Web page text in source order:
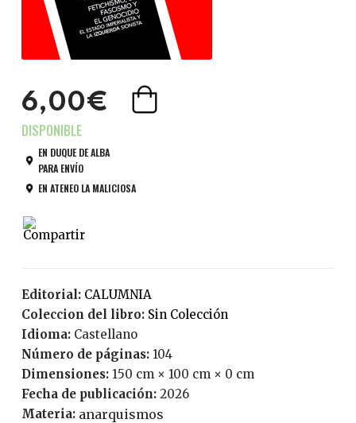
6,00€
EN DUQUE DE ALBA
PARA ENVÍO
EN ATENEO LA MALICIOSA
Editorial:
CALUMNIA
Coleccion del libro:
Sin Colección
Idioma:
Castellano
Número de páginas: 104
Dimensiones: 150 cm × 100 cm × 0 cm
Fecha de publicación:
2026
Materia: anarquismos